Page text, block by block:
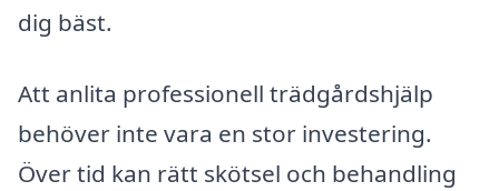
dig bäst.
Att anlita professionell trädgårdshjälp
behöver inte vara en stor investering.
Över tid kan rätt skötsel och behandling